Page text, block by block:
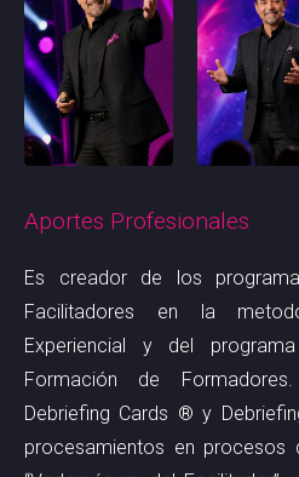
Aportes Profesionales
Es creador de los
Facilitadores en la
Experiencial y del programa
Formación de Formadores.
Debriefing Cards ® y
procesamientos en procesos